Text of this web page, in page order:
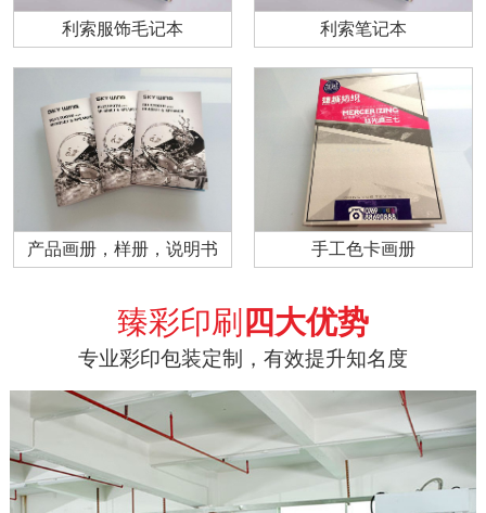
利索服饰毛记本 利索笔记本
产品画册，样册，说明书 手工色卡画册
臻彩印刷 四大优势
专业彩印包装定制，有效提升知名度